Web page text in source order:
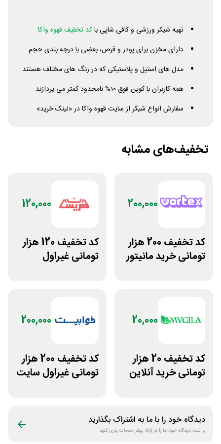
تهیه شیکر ورزشی و کافی شاپی باکد تخفیف قهوه واکا
دارای مخزن برای پودر و قرص، بعضی با درجه بندی حجم
مدل های استیل و پلاستیکی که در رنگ های مختلف هستند
همه کاربران با کوپن فوق 10% نامحدود کمتر می پردازند
سفارش انواع شیکر از سایت قهوه واکا در «لینک خرید»
تخفیف‌های مشابه
200,000
کد تخفیف 200 هزار
تومانی خرید مانیتور
120,000
کد تخفیف 120 هزار
تومانی غیراول
20,000
کد تخفیف 20 هزار
تومانی خرید آنلاین
200,000
کد تخفیف 200 هزار
تومانی غیراول سایت
دیدگاه خود را با ما به اشتراک بگذارید
با ثبت دیدگاه خود ما را در ارائه بهتر خدمات یاری کنید